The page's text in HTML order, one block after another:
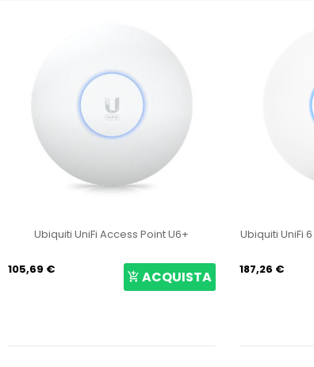
Ubiquiti UniFi Access Point U6+
105,69 € ACQUISTA
Ubiquiti UniFi
187,26 €